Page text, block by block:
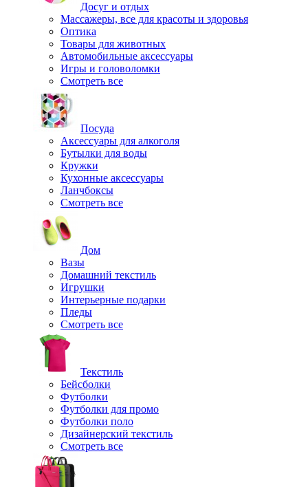
Досуг и отдых
Массажеры, все для красоты и здоровья
Оптика
Товары для животных
Автомобильные аксессуары
Игры и головоломки
Смотреть все
Посуда
Аксессуары для алкоголя
Бутылки для воды
Кружки
Кухонные аксессуары
Ланчбоксы
Смотреть все
Дом
Вазы
Домашний текстиль
Игрушки
Интерьерные подарки
Пледы
Смотреть все
Текстиль
Бейсболки
Футболки
Футболки для промо
Футболки поло
Дизайнерский текстиль
Смотреть все